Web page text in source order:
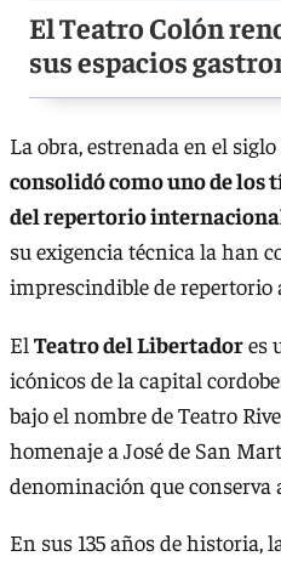
El Teatro Colón
sus espacios
La obra, estrenada en el
consolidó como uno de
del repertorio
su exigencia técnica la han
imprescindible de repertorio
El Teatro del Libertadores
icónicos de la capital
bajo el nombre de Teatro
homenaje a José de San
denominación que conserva
En sus 135 años de historia,